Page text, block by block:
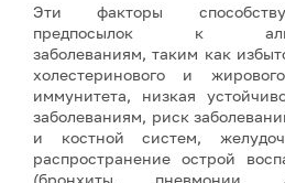
Эти факторы
предпосылок к
заболеваниям, таким как
холестеринового и
иммунитета, низкая
заболеваниям, риск
и костной систем,
распространение острой
(бронхиты, пневмонии,